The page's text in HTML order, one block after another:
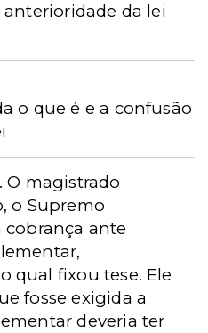
da lei
o que é e a confusão
O magistrado
o Supremo
ante
qual fixou tese. Ele
fosse exigida a
deveria ter